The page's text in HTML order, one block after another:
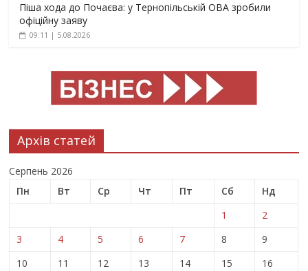
Піша хода до Почаєва: у Тернопільській ОВА зробили
офіційну заяву
09:11 | 5.08.2026
Архів статей
Серпень 2026
Пн
Вт Ср Чт Пт Сб
Нд
1
2
3
4 5 6 7 8
9
10
11 12 13 14 15
16